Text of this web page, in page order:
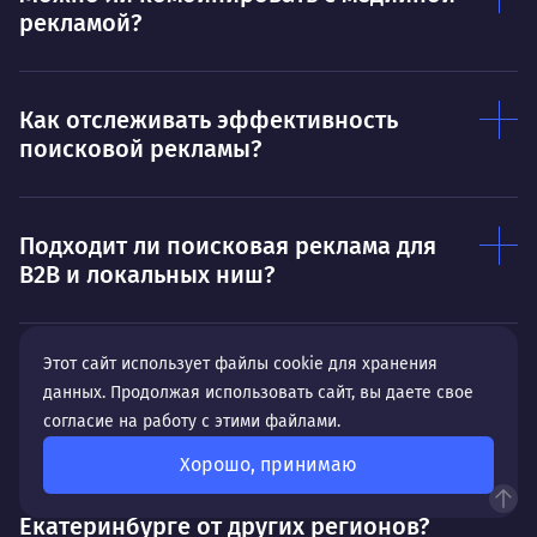
сказано.
О
рекламой?
Как отслеживать эффективность
поисковой рекламы?
Подходит ли поисковая реклама для
B2B и локальных ниш?
В чем особенность разработки сайта
для бизнеса в Екатеринбурге?
Чем отличается SEO-продвижение в
Екатеринбурге от других регионов?
Этот сайт использует файлы cookie для хранения
данных. Продолжая использовать сайт, вы даете свое
согласие на работу с этими файлами.
Хорошо, принимаю